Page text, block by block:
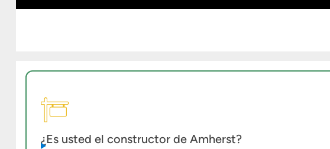
¿Es usted el constructor de Amherst?